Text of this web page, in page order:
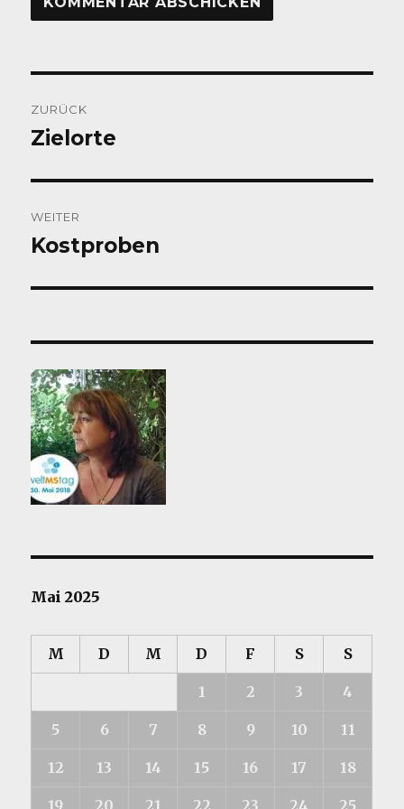
ZURÜCK
Vorheriger
Zielorte
WEITER
Nächster
Kostproben
Mai 2025
M D M D F S S
1 2 3 4
5 6 7 8 9 10 11
12 13 14 15 16 17 18